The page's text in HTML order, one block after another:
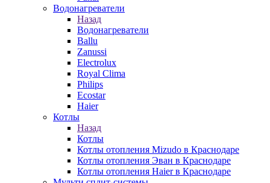
Водонагреватели
Назад
Водонагреватели
Ballu
Zanussi
Electrolux
Royal Clima
Philips
Ecostar
Haier
Котлы
Назад
Котлы
Котлы отопления Mizudo в Краснодаре
Котлы отопления Эван в Краснодаре
Котлы отопления Haier в Краснодаре